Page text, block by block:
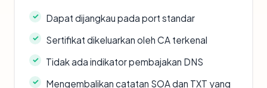
Dapat dijangkau pada port standar
Sertifikat dikeluarkan oleh CA terkenal
Tidak ada indikator pembajakan DNS
Mengembalikan catatan SOA dan TXT yang